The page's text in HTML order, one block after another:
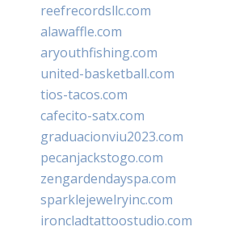
reefrecordsllc.com
alawaffle.com
aryouthfishing.com
united-basketball.com
tios-tacos.com
cafecito-satx.com
graduacionviu2023.com
pecanjackstogo.com
zengardendayspa.com
sparklejewelryinc.com
ironcladtattoostudio.com